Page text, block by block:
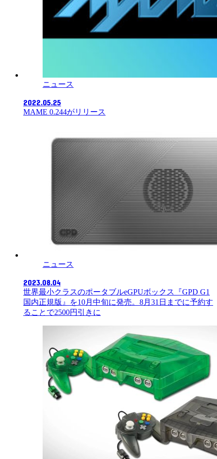
ニュース
2022.05.25
MAME 0.244がリリース
ニュース
2023.08.04
世界最小クラスのポータブルeGPUボックス『GPD G1
国内正規版』を10月中旬に発売。8月31日までに予約す
ることで2500円引きに